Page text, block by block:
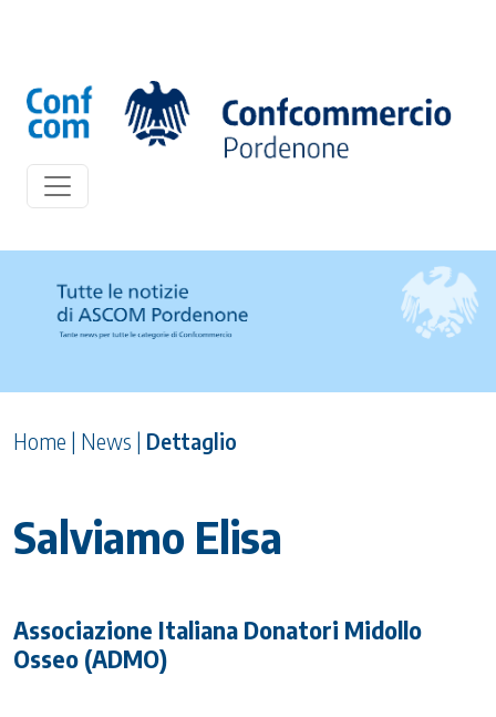
Home | News | Dettaglio
Salviamo Elisa
Associazione Italiana Donatori Midollo
Osseo (ADMO)